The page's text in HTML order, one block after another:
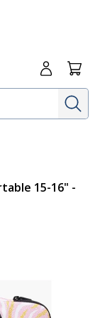
Me
15-16" -